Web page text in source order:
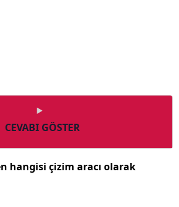
CEVABI GÖSTER
hangisi çizim aracı olarak